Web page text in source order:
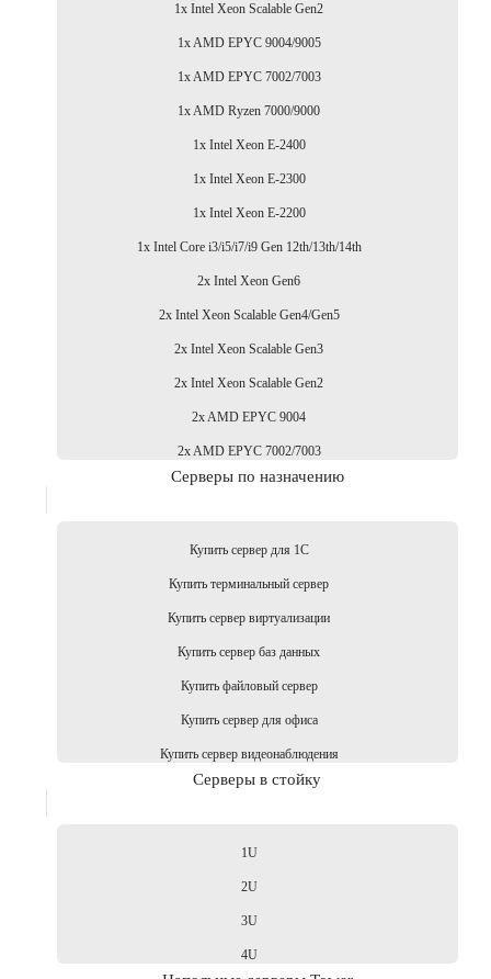
1x Intel Xeon Scalable Gen2
1x AMD EPYC 9004/9005
1x AMD EPYC 7002/7003
1x AMD Ryzen 7000/9000
1x Intel Xeon E-2400
1x Intel Xeon E-2300
1x Intel Xeon E-2200
1x Intel Core i3/i5/i7/i9 Gen 12th/13th/14th
2x Intel Xeon Gen6
2x Intel Xeon Scalable Gen4/Gen5
2x Intel Xeon Scalable Gen3
2x Intel Xeon Scalable Gen2
2x AMD EPYC 9004
2x AMD EPYC 7002/7003
Серверы по назначению
Купить сервер для 1С
Купить терминальный сервер
Купить сервер виртуализации
Купить сервер баз данных
Купить файловый сервер
Купить сервер для офиса
Купить сервер видеонаблюдения
Серверы в стойку
1U
2U
3U
4U